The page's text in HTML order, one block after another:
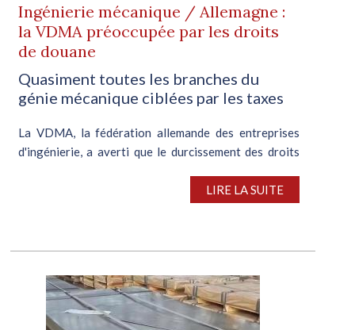
Ingénierie mécanique / Allemagne :
la VDMA préoccupée par les droits
de douane
Quasiment toutes les branches du
génie mécanique ciblées par les taxes
La VDMA, la fédération allemande des entreprises
d'ingénierie, a averti que le durcissement des droits
des exportations de machines allemandes et
LIRE LA SUITE